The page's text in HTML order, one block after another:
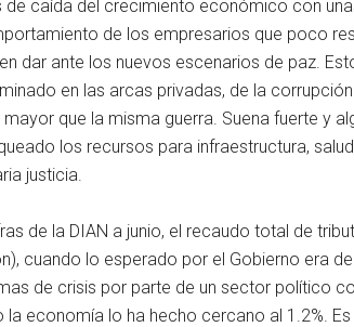
de caída del crecimiento económico con
de los empresarios que poco
dar ante los nuevos escenarios de paz.
en las arcas privadas, de la
mayor que la misma guerra. Suena fuerte y
los recursos para infraestructura,
justicia.
de la DIAN a junio, el recaudo total de
cuando lo esperado por el Gobierno era
de crisis por parte de un sector político
la economía lo ha hecho cercano al 1.2%.